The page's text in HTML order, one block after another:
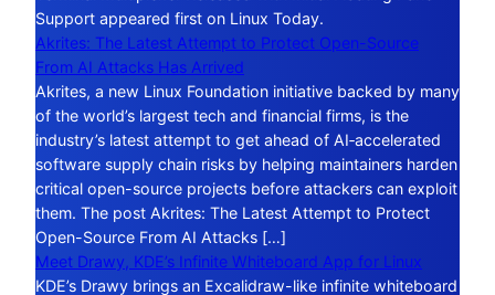
Support appeared first on Linux Today.
Akrites: The Latest Attempt to Protect Open-Source
From AI Attacks Has Arrived
Akrites, a new Linux Foundation initiative backed by many
of the world’s largest tech and financial firms, is the
industry’s latest attempt to get ahead of AI‑accelerated
software supply chain risks by helping maintainers harden
critical open-source projects before attackers can exploit
them. The post Akrites: The Latest Attempt to Protect
Open-Source From AI Attacks […]
Meet Drawy, KDE’s Infinite Whiteboard App for Linux
KDE’s Drawy brings an Excalidraw-like infinite whiteboard